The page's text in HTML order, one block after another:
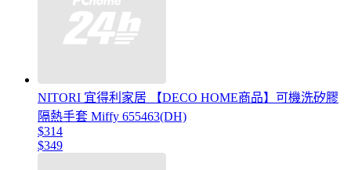
NITORI 宜得利家居 【DECO HOME商品】可機洗矽膠
隔熱手套 Miffy 655463(DH)
$314
$349